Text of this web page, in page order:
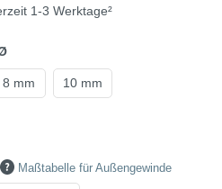
1-3 Werktage²
8 mm 10 mm
Maßtabelle für Außengewinde